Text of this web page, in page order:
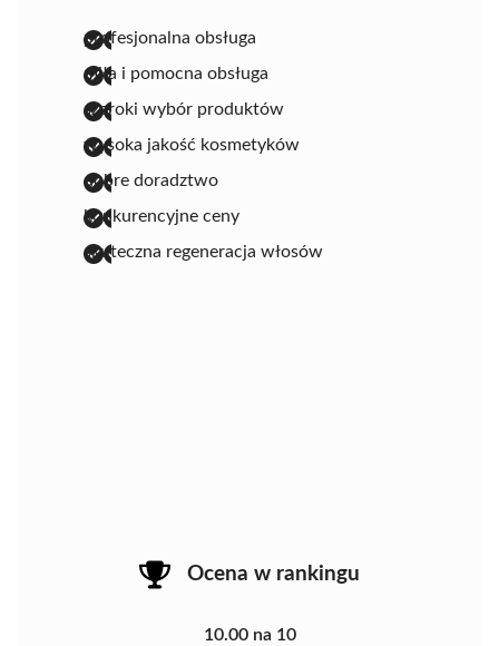
profesjonalna obsługa
miła i pomocna obsługa
szeroki wybór produktów
wysoka jakość kosmetyków
dobre doradztwo
konkurencyjne ceny
skuteczna regeneracja włosów
Ocena w rankingu
10.00 na 10